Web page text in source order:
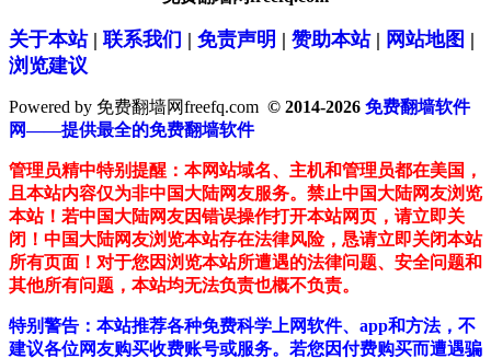
关于本站| 联系我们 | 免责声明 | 赞助本站| 网站地图 |
浏览建议
Powered by 免费翻墙网freefq.com © 2014-2026 免费翻墙软件
网——提供最全的免费翻墙软件
管理员精中特别提醒：本网站域名、主机和管理员都在美国，
且本站内容仅为非中国大陆网友服务。禁止中国大陆网友浏览
本站！若中国大陆网友因错误操作打开本站网页，请立即关
闭！中国大陆网友浏览本站存在法律风险，恳请立即关闭本站
所有页面！对于您因浏览本站所遭遇的法律问题、安全问题和
其他所有问题，本站均无法负责也概不负责。
特别警告：本站推荐各种免费科学上网软件、app和方法，不
建议各位网友购买收费账号或服务。若您因付费购买而遭遇骗